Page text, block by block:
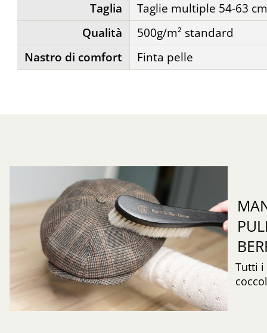
Taglia
Qualità
Nastro di comfort
Taglie multiple 54-63 cm
500g/m² standard
Finta pelle
Tutti i